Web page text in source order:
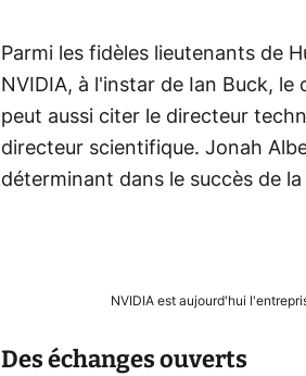
Parmi les fidèles lieutenants de
NVIDIA, à l'instar de Ian Buck,
peut aussi citer le directeur
directeur scientifique. Jonah
déterminant dans le succès de
NVIDIA est aujourd'hui
Des échanges ouverts